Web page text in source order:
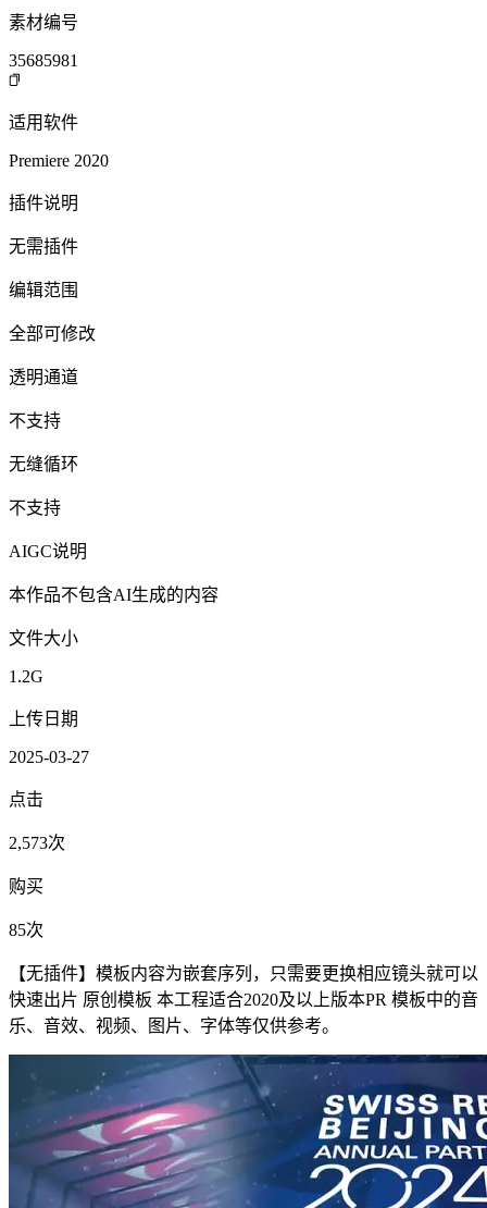
素材编号
35685981
适用软件
Premiere 2020
插件说明
无需插件
编辑范围
全部可修改
透明通道
不支持
无缝循环
不支持
AIGC说明
本作品不包含AI生成的内容
文件大小
1.2G
上传日期
2025-03-27
点击
2,573次
购买
85次
【无插件】模板内容为嵌套序列，只需要更换相应镜头就可以
快速出片 原创模板 本工程适合2020及以上版本PR 模板中的音
乐、音效、视频、图片、字体等仅供参考。